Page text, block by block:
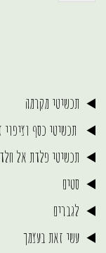
תכשיטי מקרמה
תכשיטי כסף וציפוי
תכשיטי פלדת אל חלד
סטים
לגברים
עשי זאת בעצמך